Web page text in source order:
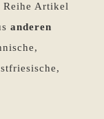
Reihe Artikel
anderen